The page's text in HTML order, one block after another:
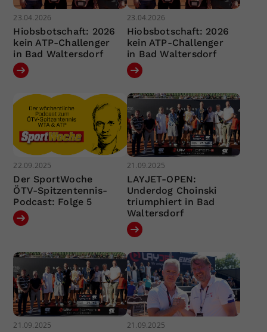
23.04.2026
Hiobsbotschaft: 2026
kein ATP-Challenger
in Bad Waltersdorf
23.04.2026
Hiobsbotschaft: 2026
kein ATP-Challenger
in Bad Waltersdorf
22.09.2025
Der SportWoche
ÖTV-Spitzentennis-
Podcast: Folge 5
21.09.2025
LAYJET-OPEN:
Underdog Choinski
triumphiert in Bad
Waltersdorf
21.09.2025 21.09.2025